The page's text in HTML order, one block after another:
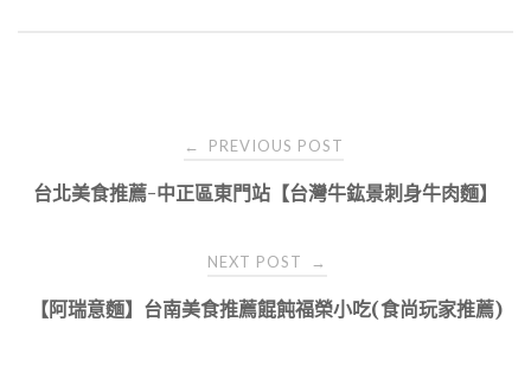
navigation
← PREVIOUS POST
台北美食推薦-中正區東門站【台灣牛鈜景刺身牛肉麵】
NEXT POST →
【阿瑞意麵】台南美食推薦餛飩福榮小吃(食尚玩家推薦)